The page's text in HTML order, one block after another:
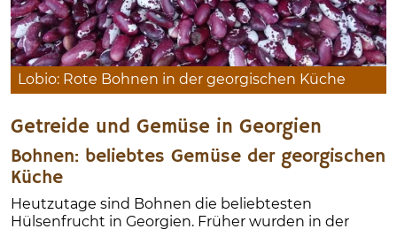
Lobio: Rote Bohnen in der georgischen Küche
Getreide und Gemüse in Georgien
Bohnen: beliebtes Gemüse der georgischen
Küche
Heutzutage sind Bohnen die beliebtesten
Hülsenfrucht in Georgien. Früher wurden in der